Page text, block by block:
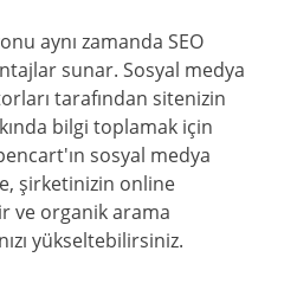
aynı zamanda SEO
sunar. Sosyal medya
tarafından sitenizin
bilgi toplamak için
sosyal medya
şirketinizin online
ve organik arama
yükseltebilirsiniz.